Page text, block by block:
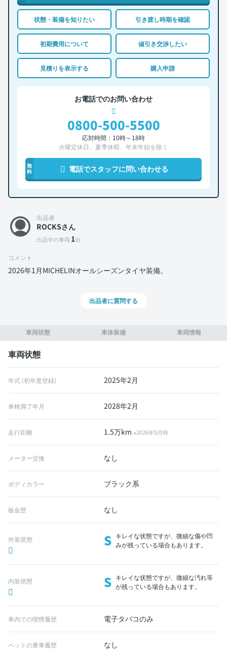
状態・装備を知りたい 引き渡し時期を確認
初期費用について 値引き交渉したい
見積りを表示する 購入申請
お電話でのお問い合わせ
0800-500-5500
応対時間：10時～18時
火曜定休日、夏季休暇、年末年始を除く
無
料
電話でスタッフに問い合わせる
車両状態 車体装備 車両情報
車両状態
年式 (初年度登録) 2025年2月
車検満了年月 2028年2月
走行距離 1.5万km※2026年5月時
メーター交換 なし
ボディカラー ブラック系
板金歴 なし
外装状態 S キレイな状態ですが、微細な傷や凹
みが残っている場合もあります。
内装状態 S キレイな状態ですが、微細な汚れ等
が残っている場合もあります。
車内での喫煙履歴 電子タバコのみ
ペットの乗車履歴 なし
出品者
ROCKSさん
出品中の車両 1台
コメント
2026年1月MICHELINオールシーズンタイヤ装備。
出品者に質問する